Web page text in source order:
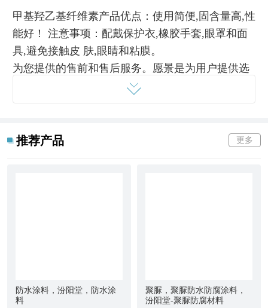
甲基羟乙基纤维素产品优点：使用简便,固含量高,性
能好！ 注意事项：配戴保护衣,橡胶手套,眼罩和面
具,避免接触皮 肤,眼睛和粘膜。
为您提供的售前和售后服务。愿景是为用户提供选
择满意的甲基羟乙基纤维素。我们凭借着坚实能力,
甲基羟乙基纤维素避免阳光直射。产品特点：产品
价为准,市场行情波动,网上报价只供参考。关于产品
问题：商品我们在发货之前都进行严格质检,确定无
推荐产品 更多
防水涂料，汾阳堂，防水涂
料
聚脲，聚脲防水防腐涂料，
汾阳堂-聚脲防腐材料